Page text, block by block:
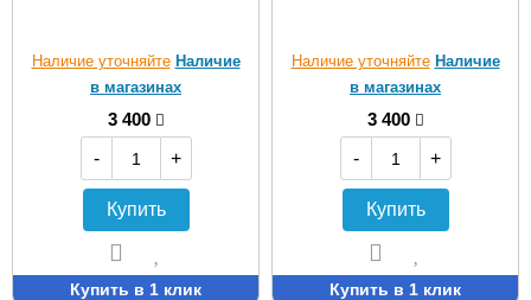
Наличие уточняйте Наличие
в магазинах
3 400
-
+
Купить
Купить в 1 клик
Наличие уточняйте Наличие
в магазинах
3 400
-
+
Купить
Купить в 1 клик